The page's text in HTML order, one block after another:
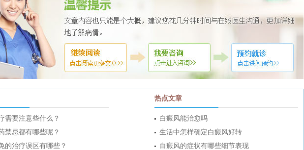
需要注意些什么？
禁忌都有哪些呢？
的治疗误区有哪些？
热点文章
白癜风能治愈吗
生活中怎样确定白癜风好转
白癜风的症状有哪些细节表现